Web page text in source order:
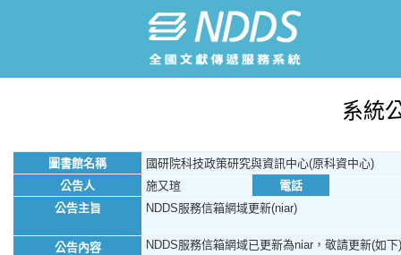
系統
圖書館名稱
國研院科技政策研究與資訊中心(原科資中心)
公告人
施又瑄
電話
公告主旨
NDDS服務信箱網域更新(niar)
公告內容 NDDS服務信箱網域已更新為niar，敬請更新(如下)